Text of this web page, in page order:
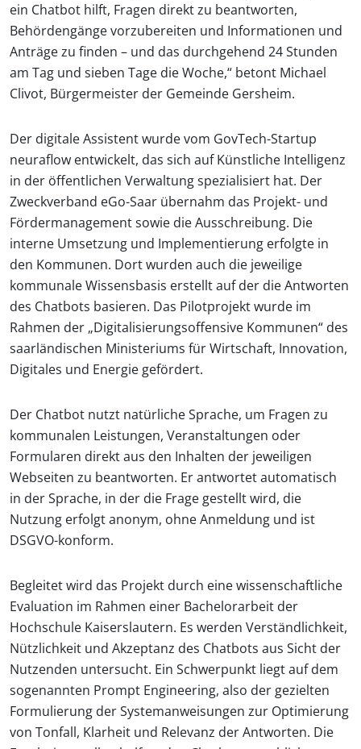
ein Chatbot hilft, Fragen direkt zu beantworten,
Behördengänge vorzubereiten und Informationen und
Anträge zu finden – und das durchgehend 24 Stunden
am Tag und sieben Tage die Woche,“ betont Michael
Clivot, Bürgermeister der Gemeinde Gersheim.
Der digitale Assistent wurde vom GovTech-Startup
neuraflow entwickelt, das sich auf Künstliche Intelligenz
in der öffentlichen Verwaltung spezialisiert hat. Der
Zweckverband eGo-Saar übernahm das Projekt- und
Fördermanagement sowie die Ausschreibung. Die
interne Umsetzung und Implementierung erfolgte in
den Kommunen. Dort wurden auch die jeweilige
kommunale Wissensbasis erstellt auf der die Antworten
des Chatbots basieren. Das Pilotprojekt wurde im
Rahmen der „Digitalisierungsoffensive Kommunen“ des
saarländischen Ministeriums für Wirtschaft, Innovation,
Digitales und Energie gefördert.
Der Chatbot nutzt natürliche Sprache, um Fragen zu
kommunalen Leistungen, Veranstaltungen oder
Formularen direkt aus den Inhalten der jeweiligen
Webseiten zu beantworten. Er antwortet automatisch
in der Sprache, in der die Frage gestellt wird, die
Nutzung erfolgt anonym, ohne Anmeldung und ist
DSGVO-konform.
Begleitet wird das Projekt durch eine wissenschaftliche
Evaluation im Rahmen einer Bachelorarbeit der
Hochschule Kaiserslautern. Es werden Verständlichkeit,
Nützlichkeit und Akzeptanz des Chatbots aus Sicht der
Nutzenden untersucht. Ein Schwerpunkt liegt auf dem
sogenannten Prompt Engineering, also der gezielten
Formulierung der Systemanweisungen zur Optimierung
von Tonfall, Klarheit und Relevanz der Antworten. Die